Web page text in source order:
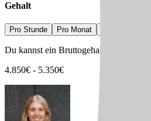
Gehalt
Pro Stunde Pro Monat
Du kannst ein Bruttogehalt erwarten von
4.850€ - 5.350€